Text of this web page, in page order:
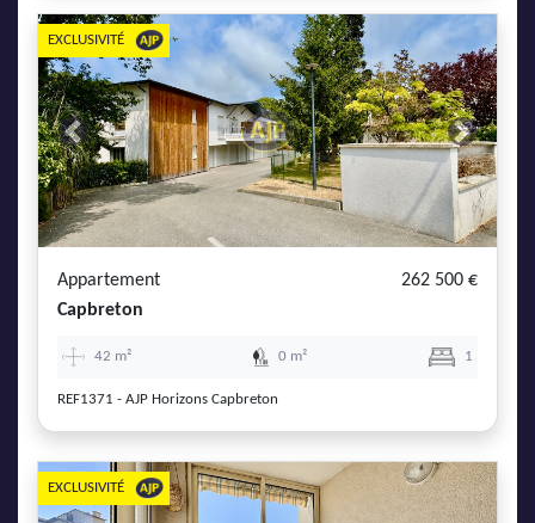
Previous Next
EXCLUSIVITÉ
Appartement
262 500 €
Capbreton
42 m² 0 m² 1
REF1371 - AJP Horizons Capbreton
EXCLUSIVITÉ